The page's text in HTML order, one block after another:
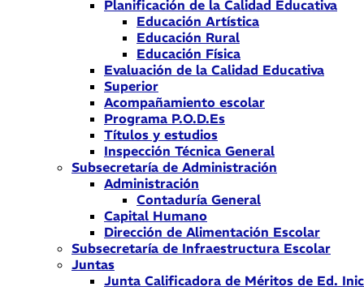
Planificación de la Calidad Educativa
Educación Artística
Educación Rural
Educación Física
Evaluación de la Calidad Educativa
Superior
Acompañamiento escolar
Programa P.O.D.Es
Títulos y estudios
Inspección Técnica General
Subsecretaría de Administración
Administración
Contaduría General
Capital Humano
Dirección de Alimentación Escolar
Subsecretaría de Infraestructura Escolar
Juntas
Junta Calificadora de Méritos de Ed.